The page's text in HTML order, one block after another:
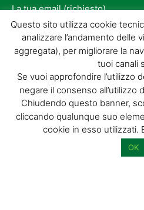
La tua email (richiesto)
Acconsento al trattamento dei
materiale informativo e
newsletter
Dimostra di essere umano
Questo sito utilizza cookie
analizzare l’andamento delle
aggregata), per migliorare la
tuoi canali
Se vuoi approfondire l’utilizzo
negare il consenso all’utilizzo
Chiudendo questo banner,
cliccando qualunque suo
cookie in esso utilizzati.
OK